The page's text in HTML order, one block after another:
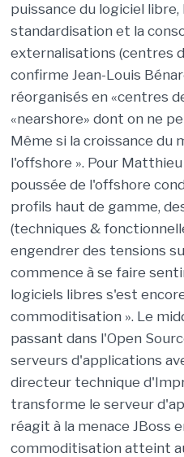
puissance du logiciel
standardisation et la
externalisations (centres
confirme Jean-Louis
réorganisés en «centres
«nearshore» dont on ne
Même si la croissance du
l'offshore ». Pour
poussée de l'offshore
profils haut de gamme,
(techniques &
engendrer des tensions
commence à se faire
logiciels libres s'est
commoditisation ». Le
passant dans l'Open
serveurs d'applications
directeur technique
transforme le serveur
réagit à la menace JBoss
commoditisation atteint